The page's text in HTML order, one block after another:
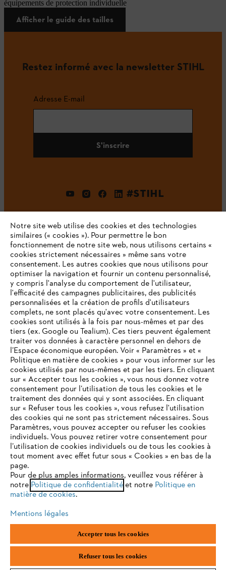
équipements de protection individuelle
Afficher le guide des tailles
Restez informé avec la newsletter STIHL
Adresse E-mail
S'inscrire
#STIHL
L'Entreprise
STIHL FAQ
Contact
Politique de protection des données
Mentions légales Utilisation des cookies
Informations juridiques
ANDREAS STIHL NV, Veurtstraat 117, 2870 Puurs-Sint-Amands,
België/Belgique
VAT Number: BE 0427.714.768
VOTRE NAVIGATEUR INTERNET
N'EST PLUS PRIS EN CHARGE
Vous utilisez un navigateur Internet que nous ne prenons plus
en charge, et certaines fonctionnalités de notre site ne
peuvent fonctionner correctement. Pour une utilisation
optimale de notre site, nous vous recommandons de passer à
l'un des navigateurs suivants :
firefox chrome
edge
Notre site web utilise des cookies et des technologies
similaires (« cookies »). Pour permettre le bon
fonctionnement de notre site web, nous utilisons certains «
cookies strictement nécessaires » même sans votre
consentement. Les autres cookies que nous utilisons pour
optimiser la navigation et fournir un contenu personnalisé,
y compris l'analyse du comportement de l'utilisateur,
l'efficacité des campagnes publicitaires, des publicités
personnalisées et la création de profils d'utilisateurs
complets, ne sont placés qu'avec votre consentement. Les
cookies sont utilisés à la fois par nous-mêmes et par des
tiers (ex. Google ou Tealium). Ces tiers peuvent également
traiter vos données à caractère personnel en dehors de
l’Espace économique européen. Voir « Paramètres » et «
Politique en matière de cookies » pour vous informer sur les
cookies utilisés par nous-mêmes et par les tiers. En cliquant
sur « Accepter tous les cookies », vous nous donnez votre
consentement pour l’utilisation de tous les cookies et le
traitement des données qui y sont associées. En cliquant
sur « Refuser tous les cookies », vous refusez l'utilisation
des cookies qui ne sont pas strictement nécessaires. Sous
Paramètres, vous pouvez accepter ou refuser les cookies
individuels. Vous pouvez retirer votre consentement pour
l’utilisation de cookies individuels ou de tous les cookies à
tout moment avec effet futur sous « Cookies » en bas de la
page.
Pour de plus amples informations, veuillez vous référer à
notre Politique de confidentialitéet notre Politique en
matière de cookies.
Mentions légales
Accepter tous les cookies
Refuser tous les cookies